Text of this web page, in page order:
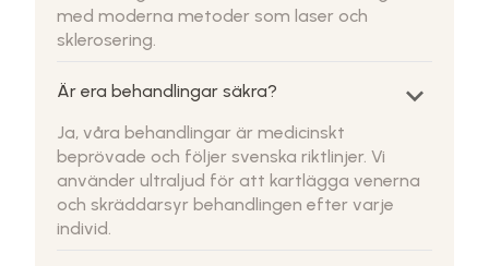
med moderna metoder som laser och
sklerosering.
Är era behandlingar säkra? keyboard_arrow_down
Ja, våra behandlingar är medicinskt
beprövade och följer svenska riktlinjer. Vi
använder ultraljud för att kartlägga venerna
och skräddarsyr behandlingen efter varje
individ.